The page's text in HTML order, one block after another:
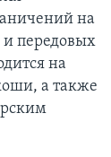
на
и передовых
на
а также